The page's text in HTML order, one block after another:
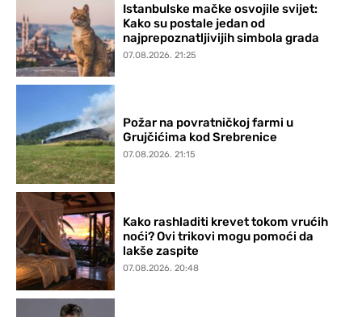
Istanbulske mačke osvojile svijet:
Kako su postale jedan od
najprepoznatljivijih simbola grada
07.08.2026. 21:25
Požar na povratničkoj farmi u
Grujčićima kod Srebrenice
07.08.2026. 21:15
Kako rashladiti krevet tokom vrućih
noći? Ovi trikovi mogu pomoći da
lakše zaspite
07.08.2026. 20:48